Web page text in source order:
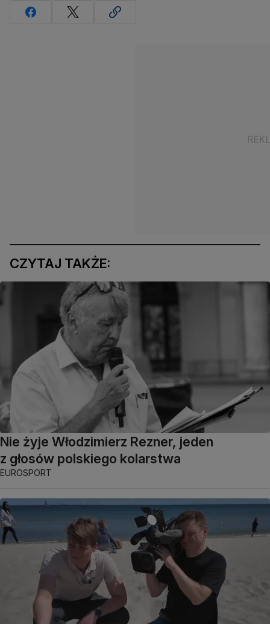
CZYTAJ TAKŻE:
Nie żyje Włodzimierz Rezner, jeden
z głosów polskiego kolarstwa
EUROSPORT